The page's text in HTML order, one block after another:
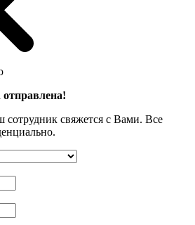
свяжется с Вами. Все